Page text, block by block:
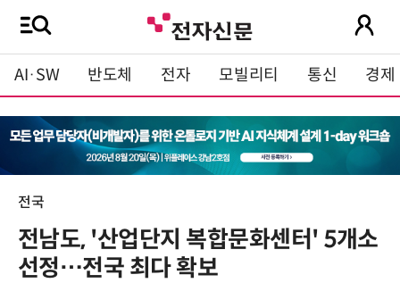
AI·SW 반도체 전자 모빌리티 통신 경제
전국
전남도, '산업단지 복합문화센터' 5개소
선정…전국 최다 확보